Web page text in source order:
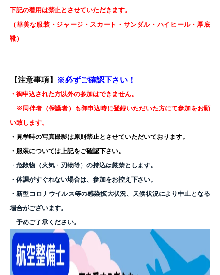
下記の着用は禁止とさせていただきます。
（華美な服装・ジャージ・スカート・サンダル・ハイヒール・厚底
靴）
【注意事項】 ※必ずご確認下さい！
・御申込された方以外の参加はできません。
※同伴者（保護者）も御申込時に登録いただいた方にて参加をお願
い致します。
・見学時の写真撮影は原則禁止とさせていただいております。
・服装については上記をご確認下さい。
・危険物（火気・刃物等）の持込は厳禁とします。
・体調がすぐれない場合は、参加をお控え下さい。
・新型コロナウイルス等の感染拡大状況、天候状況により中止となる
場合がございます。
予めご了承ください。